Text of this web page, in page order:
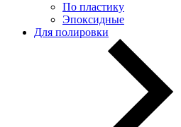
По пластику
Эпоксидные
Для полировки